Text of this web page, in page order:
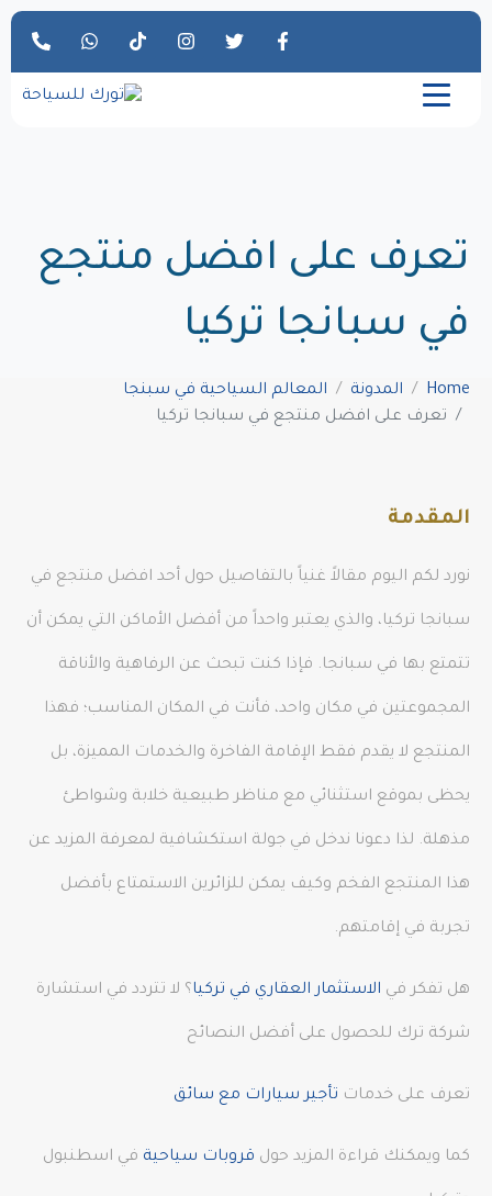
تعرف على افضل منتجع
في سبانجا تركيا
Home المدونة
المعالم السياحية في سبنجا
تعرف على افضل منتجع في سبانجا تركيا
المقدمة
نورد لكم اليوم مقالاً غنياً بالتفاصيل حول أحد افضل منتجع في
سبانجا تركيا، والذي يعتبر واحداً من أفضل الأماكن التي يمكن أن
تتمتع بها في سبانجا. فإذا كنت تبحث عن الرفاهية والأناقة
المجموعتين في مكان واحد، فأنت في المكان المناسب؛ فهذا
المنتجع لا يقدم فقط الإقامة الفاخرة والخدمات المميزة، بل
يحظى بموقع استثنائي مع مناظر طبيعية خلابة وشواطئ
مذهلة. لذا دعونا ندخل في جولة استكشافية لمعرفة المزيد عن
هذا المنتجع الفخم وكيف يمكن للزائرين الاستمتاع بأفضل
تجربة في إقامتهم.
هل تفكر في الاستثمار العقاري في تركيا ؟ لا تتردد في استشارة
شركة ترك للحصول على أفضل النصائح
تعرف على خدمات تأجير سيارات مع سائق
كما ويمكنك قراءة المزيد حول قروبات سياحية في اسطنبول